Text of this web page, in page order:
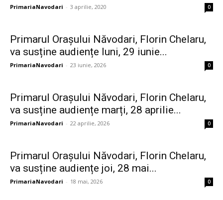
PrimariaNavodari - 3 aprilie, 2020 0
Primarul Orașului Năvodari, Florin Chelaru,
va susține audiențe luni, 29 iunie...
PrimariaNavodari - 23 iunie, 2026 0
Primarul Orașului Năvodari, Florin Chelaru,
va susține audiențe marți, 28 aprilie...
PrimariaNavodari - 22 aprilie, 2026 0
Primarul Orașului Năvodari, Florin Chelaru,
va susține audiențe joi, 28 mai...
PrimariaNavodari - 18 mai, 2026 0